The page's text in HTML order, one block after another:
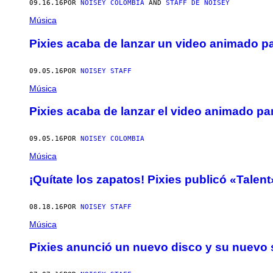
09.16.16 POR NOISEY COLOMBIA AND STAFF DE NOISEY
Música
Pixies acaba de lanzar un video animado
09.05.16POR NOISEY STAFF
Música
Pixies acaba de lanzar el video animado
09.05.16 POR NOISEY COLOMBIA
Música
¡Quítate los zapatos! Pixies publicó
08.18.16POR NOISEY STAFF
Música
Pixies anunció un nuevo disco y su nuevo